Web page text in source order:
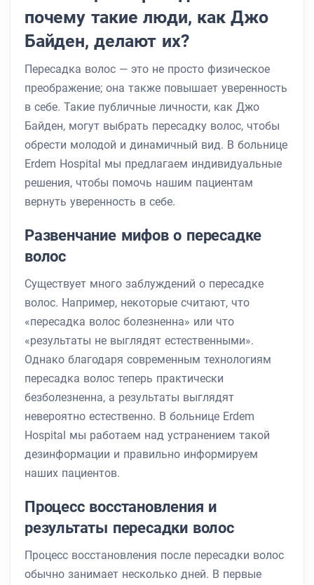
почему такие люди, как Джо
Байден, делают их?
Пересадка волос — это не просто физическое
преображение; она также повышает уверенность
в себе. Такие публичные личности, как Джо
Байден, могут выбрать пересадку волос, чтобы
обрести молодой и динамичный вид. В больнице
Erdem Hospital мы предлагаем индивидуальные
решения, чтобы помочь нашим пациентам
вернуть уверенность в себе.
Развенчание мифов о пересадке
волос
Существует много заблуждений о пересадке
волос. Например, некоторые считают, что
«пересадка волос болезненна» или что
«результаты не выглядят естественными».
Однако благодаря современным технологиям
пересадка волос теперь практически
безболезненна, а результаты выглядят
невероятно естественно. В больнице Erdem
Hospital мы работаем над устранением такой
дезинформации и правильно информируем
наших пациентов.
Процесс восстановления и
результаты пересадки волос
Процесс восстановления после пересадки волос
обычно занимает несколько дней. В первые